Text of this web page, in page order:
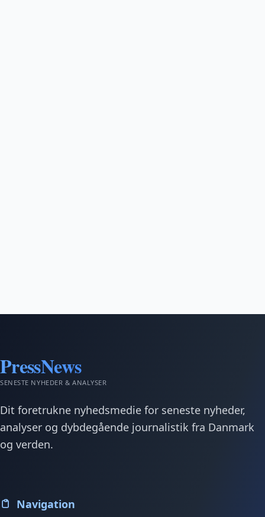
PressNews
SENESTE NYHEDER & ANALYSER
Dit foretrukne nyhedsmedie for seneste nyheder,
analyser og dybdegående journalistik fra Danmark
og verden.
Navigation